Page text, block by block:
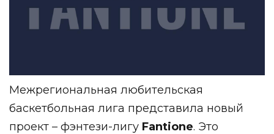
Межрегиональная любительская
баскетбольная лига представила новый
проект – фэнтези-лигу Fantione. Это